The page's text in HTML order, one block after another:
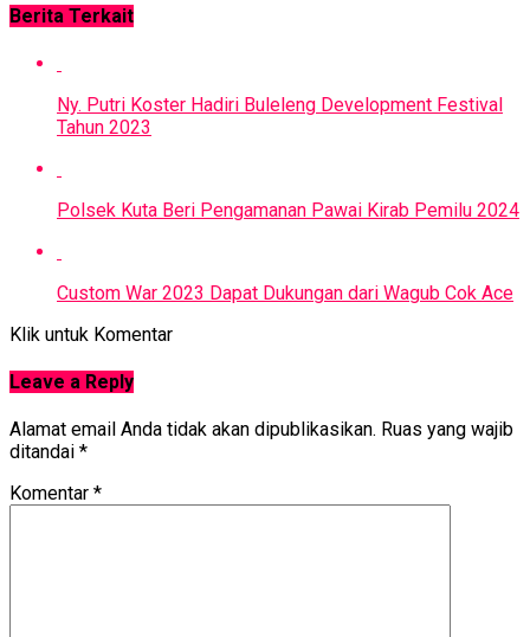
Berita Terkait
Ny. Putri Koster Hadiri Buleleng Development Festival
Tahun 2023
Polsek Kuta Beri Pengamanan Pawai Kirab Pemilu 2024
Custom War 2023 Dapat Dukungan dari Wagub Cok Ace
Klik untuk Komentar
Leave a Reply
Alamat email Anda tidak akan dipublikasikan. Ruas yang wajib
ditandai *
Komentar *